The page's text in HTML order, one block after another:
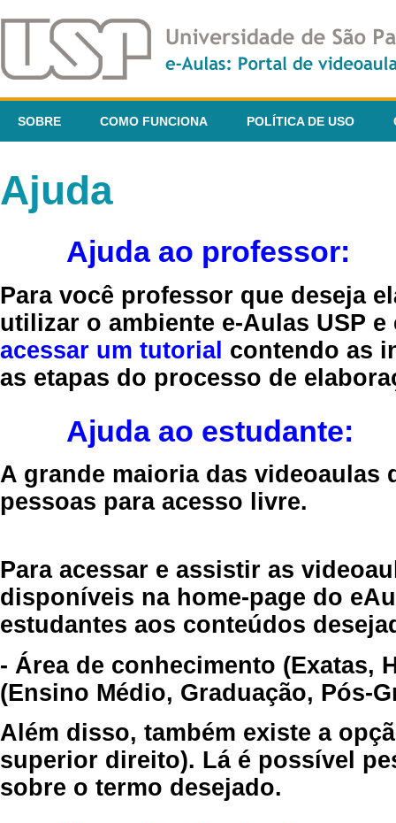
SOBRE COMO FUNCIONA POLÍTICA DE USO
Ajuda
Ajuda ao professor:
Para você professor que deseja
utilizar o ambiente e-Aulas USP
acessar um tutorial contendo as
as etapas do processo de
Ajuda ao estudante:
A grande maioria das videoaulas
pessoas para acesso livre.
Para acessar e assistir as
disponíveis na home-page do
estudantes aos conteúdos
- Área de conhecimento (Exatas,
(Ensino Médio, Graduação, Pós-
Além disso, também existe a
superior direito). Lá é possível
sobre o termo desejado.